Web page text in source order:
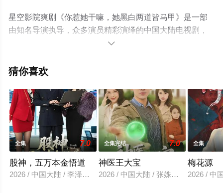
星空影院爽剧《你惹她干嘛，她黑白两道皆马甲》是一部
由知名导演执导，众多演员精彩演绎的中国大陆电视剧，
大结局剧情已揭晓（全集完结），手机免费观看高清无删
至豆瓣电视剧、电视猫或剧情网等平台了解。

猜你喜欢
全集 7.0
股神，五万本金悟道
2026 / 中国大陆 / 李泽源&齐惠昭
全集完结 7.0
神医王大宝
2026 / 中国大陆 / 张姝婧＆杜宇琪
全集
梅花源
2026 / 中